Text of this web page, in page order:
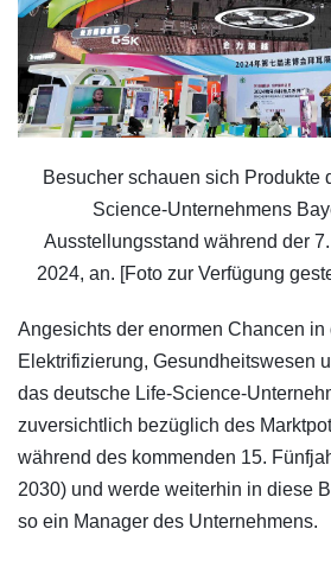
Besucher schauen sich Produkte
Science-Unternehmens
Ausstellungsstand während der
2024, an. [Foto zur Verfügung
Angesichts der enormen Chancen in
Elektrifizierung, Gesundheitswesen
das deutsche Life-Science-
zuversichtlich bezüglich des
während des kommenden 15.
2030) und werde weiterhin in diese
so ein Manager des Unternehmens.